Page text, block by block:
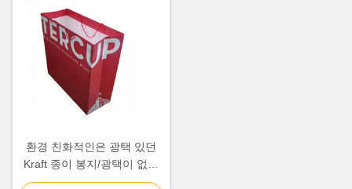
환경 친화적인은 광택 있던
Kraft 종이 봉지/광택이 없는
박판 표면 끝마무리를 인쇄했